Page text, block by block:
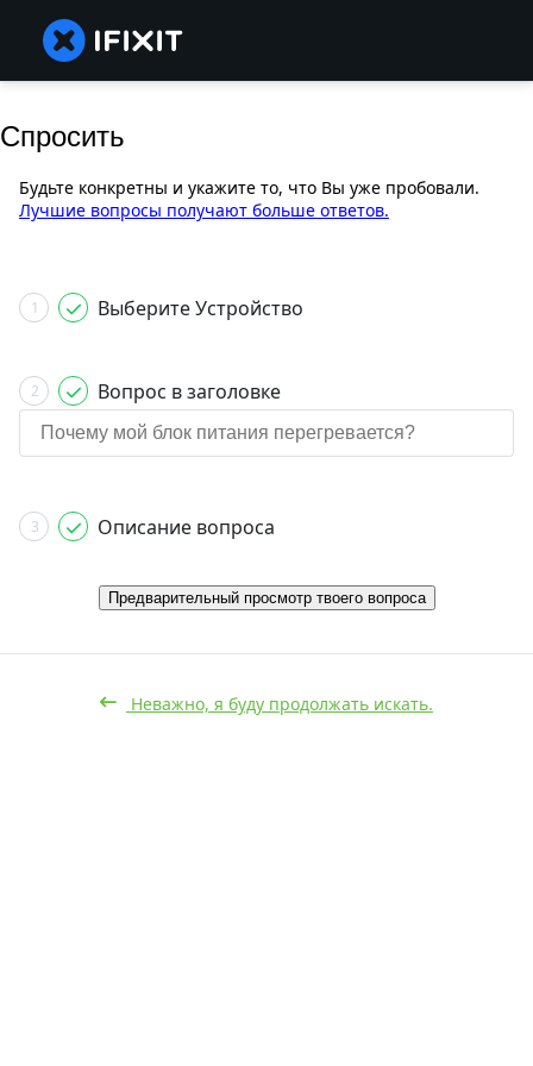
Спросить
Будьте конкретны и укажите то, что Вы уже пробовали.
Лучшие вопросы получают больше ответов.
1 Выберите Устройство
2 Вопрос в заголовке
3 Описание вопроса
Предварительный просмотр твоего вопроса
Неважно, я буду продолжать искать.